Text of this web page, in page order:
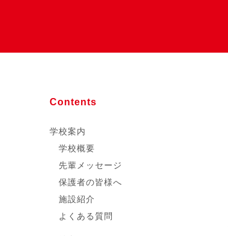
Contents
学校案内
学校概要
先輩メッセージ
保護者の皆様へ
施設紹介
よくある質問